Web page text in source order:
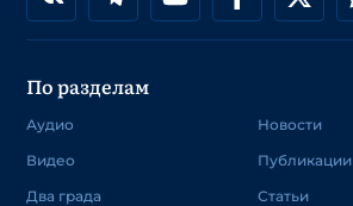
По разделам
Аудио
Видео
Два града
Новости
Публикации
Статьи